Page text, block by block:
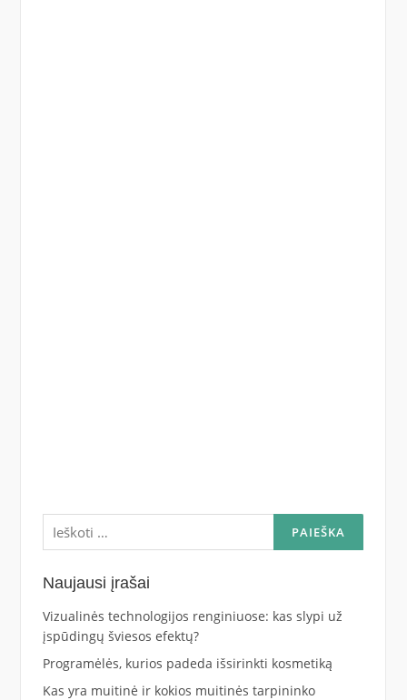
Ieškoti:
Naujausi įrašai
Vizualinės technologijos renginiuose: kas slypi už
įspūdingų šviesos efektų?
Programėlės, kurios padeda išsirinkti kosmetiką
Kas yra muitinė ir kokios muitinės tarpininko